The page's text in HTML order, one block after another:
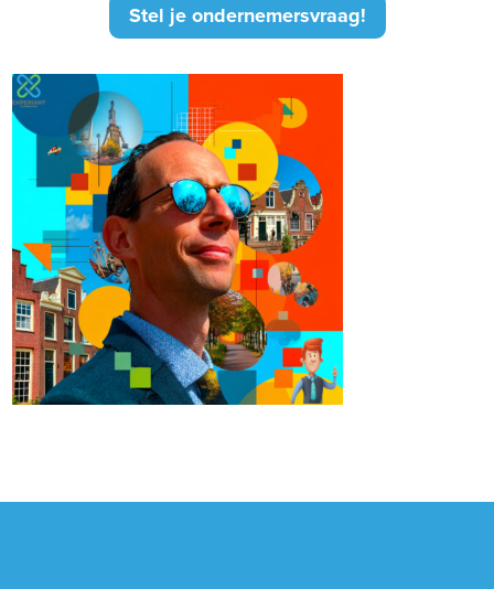
Stel je ondernemersvraag!